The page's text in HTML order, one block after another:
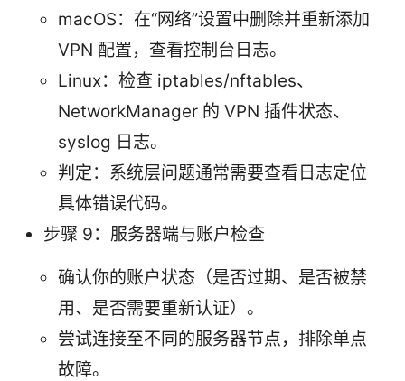
macOS：在“网络”设置中删除并重新添加
VPN 配置，查看控制台日志。
Linux：检查 iptables/nftables、
NetworkManager 的 VPN 插件状态、
syslog 日志。
判定：系统层问题通常需要查看日志定位
具体错误代码。
步骤 9：服务器端与账户检查
确认你的账户状态（是否过期、是否被禁
用、是否需要重新认证）。
尝试连接至不同的服务器节点，排除单点
故障。